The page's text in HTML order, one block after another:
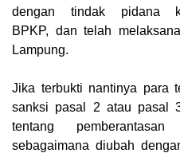
dengan tindak pidana
BPKP, dan telah
Lampung.
Jika terbukti nantinya para
sanksi pasal 2 atau pasal
tentang
sebagaimana diubah